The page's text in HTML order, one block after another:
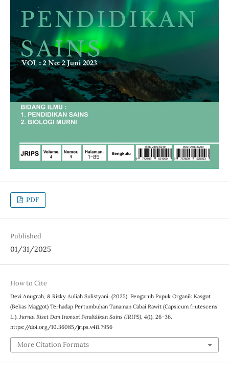
PDF
Published
01/31/2025
How to Cite
Devi Anugrah, & Rizky Auliah Sulistyani. (2025). Pengaruh Pupuk Organik Kasgot
(Bekas Maggot) Terhadap Pertumbuhan Tanaman Cabai Rawit (Capsicum frutescens
L.). Jurnal Riset Dan Inovasi Pendidikan Sains (JRIPS), 4(1), 26–36.
https://doi.org/10.36085/jrips.v4i1.7956
More Citation Formats